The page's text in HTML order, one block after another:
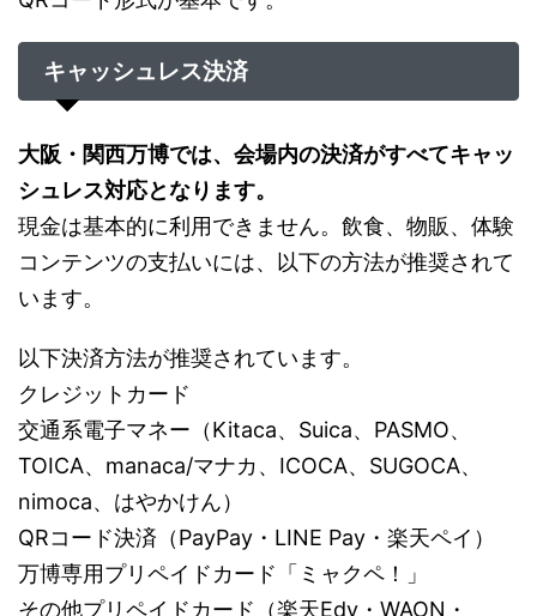
キャッシュレス決済
大阪・関西万博では、会場内の決済がすべてキャッ
シュレス対応となります。
現金は基本的に利用できません。飲食、物販、体験
コンテンツの支払いには、以下の方法が推奨されて
います。
以下決済方法が推奨されています。
クレジットカード
交通系電子マネー（Kitaca、Suica、PASMO、
TOICA、manaca/マナカ、ICOCA、SUGOCA、
nimoca、はやかけん）
QRコード決済（PayPay・LINE Pay・楽天ペイ）
万博専用プリペイドカード「ミャクペ！」
その他プリペイドカード（楽天Edy・WAON・